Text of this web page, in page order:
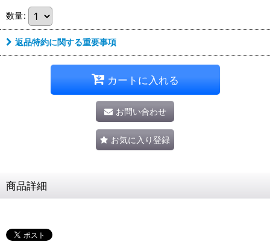
数量:
返品特約に関する重要事項
カートに入れる
お問い合わせ
お気に入り登録
商品詳細